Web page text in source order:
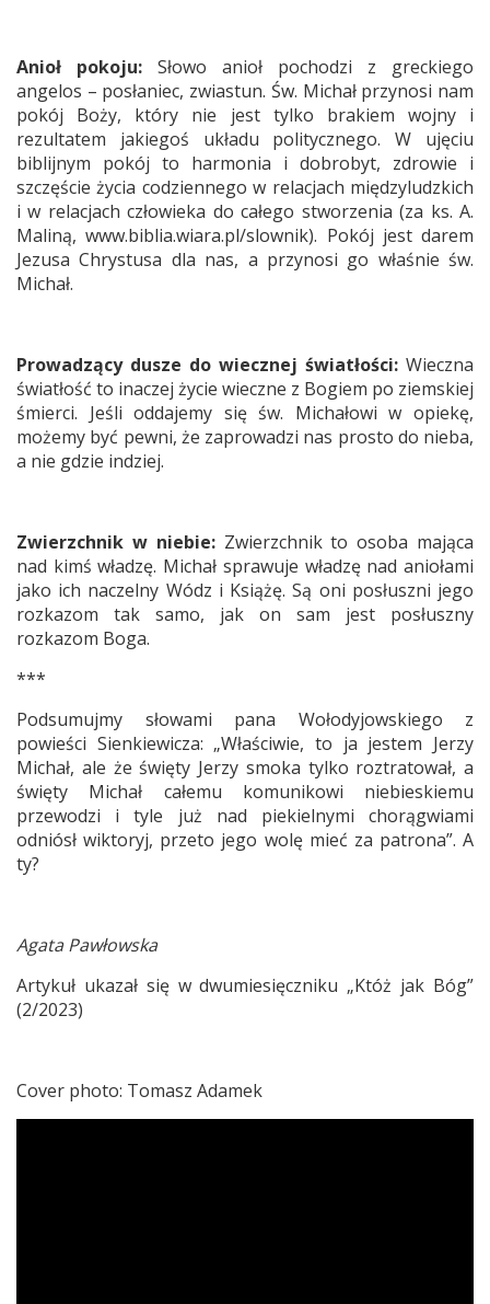
Anioł pokoju: Słowo anioł pochodzi z greckiego
angelos – posłaniec, zwiastun. Św. Michał przynosi nam
pokój Boży, który nie jest tylko brakiem wojny i
rezultatem jakiegoś układu politycznego. W ujęciu
biblijnym pokój to harmonia i dobrobyt, zdrowie i
szczęście życia codziennego w relacjach międzyludzkich
i w relacjach człowieka do całego stworzenia (za ks. A.
Maliną, www.biblia.wiara.pl/slownik). Pokój jest darem
Jezusa Chrystusa dla nas, a przynosi go właśnie św.
Michał.
Prowadzący dusze do wiecznej światłości: Wieczna
światłość to inaczej życie wieczne z Bogiem po ziemskiej
śmierci. Jeśli oddajemy się św. Michałowi w opiekę,
możemy być pewni, że zaprowadzi nas prosto do nieba,
a nie gdzie indziej.
Zwierzchnik w niebie:Zwierzchnik to osoba mająca
nad kimś władzę. Michał sprawuje władzę nad aniołami
jako ich naczelny Wódz i Książę. Są oni posłuszni jego
rozkazom tak samo, jak on sam jest posłuszny
rozkazom Boga.
***
Podsumujmy słowami pana Wołodyjowskiego z
powieści Sienkiewicza: „Właściwie, to ja jestem Jerzy
Michał, ale że święty Jerzy smoka tylko roztratował, a
święty Michał całemu komunikowi niebieskiemu
przewodzi i tyle już nad piekielnymi chorągwiami
odniósł wiktoryj, przeto jego wolę mieć za patrona”. A
ty?
Agata Pawłowska
Artykuł ukazał się w dwumiesięczniku „Któż jak Bóg”
(2/2023)
Cover photo: Tomasz Adamek